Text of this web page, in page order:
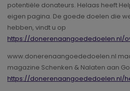
potentiële donateurs. Helaas heeft
eigen pagina. De goede doelen die
hebben, vindt u op
https://donerenaangoededoelen.nl/
www.donerenaangoededoelen.nl
magazine Schenken & Nalaten aan
https://donerenaangoededoelen.nl/